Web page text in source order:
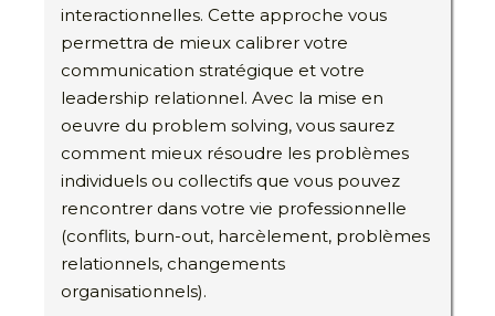
interactionnelles. Cette approche vous
permettra de mieux calibrer votre
communication stratégique et votre
leadership relationnel. Avec la mise en
oeuvre du problem solving, vous saurez
comment mieux résoudre les problèmes
individuels ou collectifs que vous pouvez
rencontrer dans votre vie professionnelle
(conflits, burn-out, harcèlement, problèmes
relationnels, changements
organisationnels).